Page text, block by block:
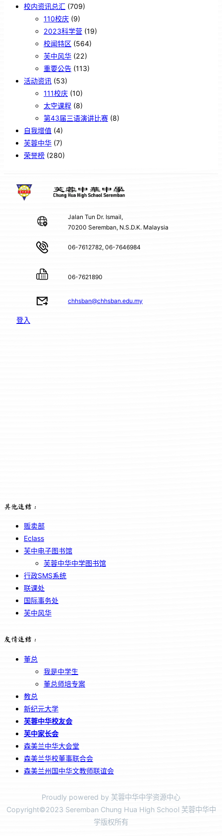
校内资讯总汇 (709)
110校庆 (9)
2023科学营 (19)
校闻特区 (564)
芙中风华 (22)
重要公告 (113)
活动资讯 (53)
111校庆 (10)
太空课程 (8)
第43届三语演讲比赛 (8)
自我增值 (4)
芙蓉中华 (7)
荣誉榜 (280)
Jalan Tun Dr. Ismail,
70200 Seremban, N.S.D.K. Malaysia
06-7612782, 06-7646984
06-7621890
chhsban@chhsban.edu.my
登入
其他连结：
贩卖部
Eclass
芙中电子图书馆
芙蓉中华中学图书馆
行政SMS系统
联课处
国际事务处
芙中风华
友情连结：
董总
我是中学生
董总师培专案
教总
新纪元大学
芙蓉中华校友会
芙中家长会
森美兰中华大会堂
森美兰华校董事联合会
森美兰州国中华文教师联谊会
Proudly powered by 芙蓉中华中学资源中心
Copyright©2023 Seremban Chung Hua High School 芙蓉中华中
学版权所有